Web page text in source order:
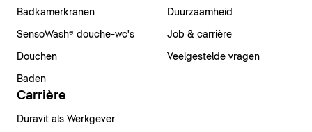
Badkamerkranen
SensoWash® douche-wc's
Douchen
Baden
Duurzaamheid
Job & carrière
Veelgestelde vragen
Carrière
Duravit als Werkgever